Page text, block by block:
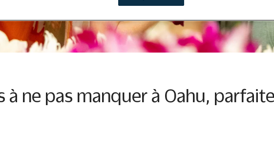
ne pas manquer à Oahu,